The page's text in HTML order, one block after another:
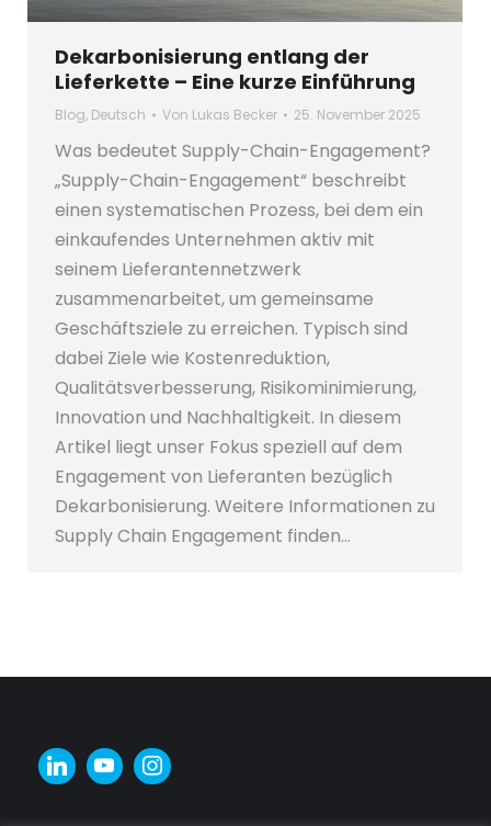
Dekarbonisierung entlang der
Lieferkette – Eine kurze Einführung
Blog, Deutsch Von Lukas Becker 25. November 2025
Was bedeutet Supply-Chain-Engagement?
„Supply-Chain-Engagement“ beschreibt
einen systematischen Prozess, bei dem ein
einkaufendes Unternehmen aktiv mit
seinem Lieferantennetzwerk
zusammenarbeitet, um gemeinsame
Geschäftsziele zu erreichen. Typisch sind
dabei Ziele wie Kostenreduktion,
Qualitätsverbesserung, Risikominimierung,
Innovation und Nachhaltigkeit. In diesem
Artikel liegt unser Fokus speziell auf dem
Engagement von Lieferanten bezüglich
Dekarbonisierung. Weitere Informationen zu
Supply Chain Engagement finden…